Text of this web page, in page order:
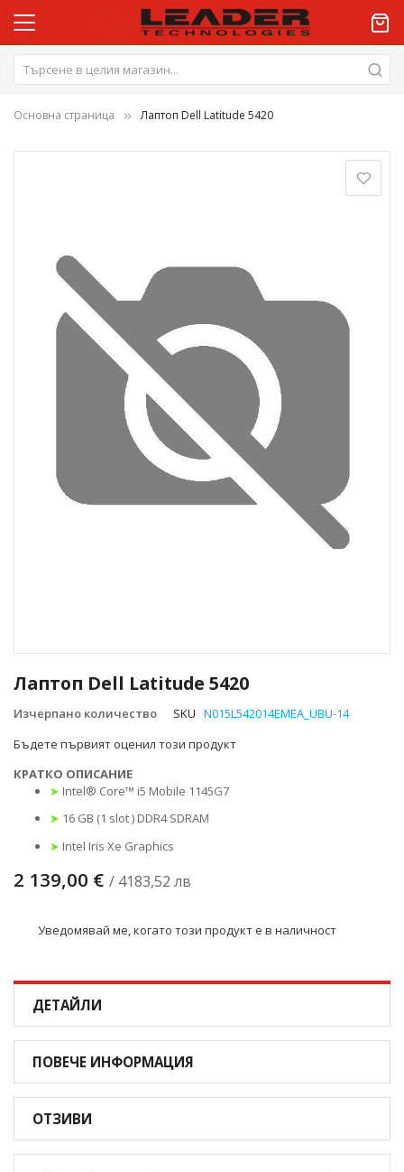
Основна страница Лаптоп Dell Latitude 5420
Лаптоп Dell Latitude 5420
Изчерпано количество SKU N015L542014EMEA_UBU-14
Бъдете първият оценил този продукт
КРАТКО ОПИСАНИЕ
➤ Intel® Core™ i5 Mobile 1145G7
➤ 16 GB (1 slot ) DDR4 SDRAM
➤ Intel Iris Xe Graphics
2 139,00 € / 4183,52 лв
Уведомявай ме, когато този продукт е в наличност
изображенията
към
началото
на
със
ДЕТАЙЛИ
ПОВЕЧЕ ИНФОРМАЦИЯ
ОТЗИВИ